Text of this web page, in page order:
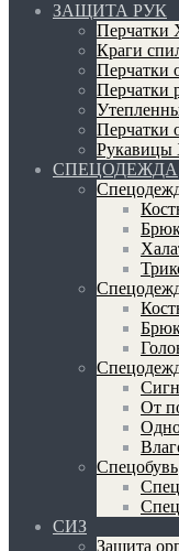
ЗАЩИТА РУК
Перчатки
Краги
Перчатки
Перчатки
Перчатки
Рукавицы
СПЕЦОДЕЖДА
От
Спецобувь
СИЗ
Защита